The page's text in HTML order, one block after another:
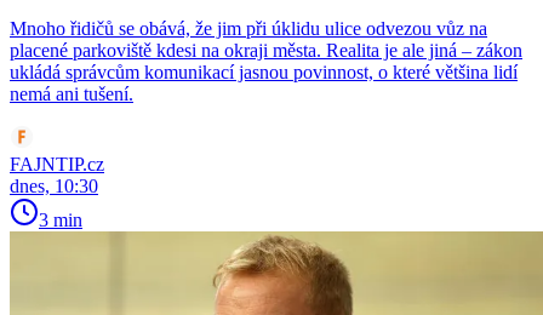
Mnoho řidičů se obává, že jim při úklidu ulice odvezou vůz na
placené parkoviště kdesi na okraji města. Realita je ale jiná – zákon
ukládá správcům komunikací jasnou povinnost, o které většina lidí
nemá ani tušení.
FAJNTIP.cz
dnes, 10:30
3 min